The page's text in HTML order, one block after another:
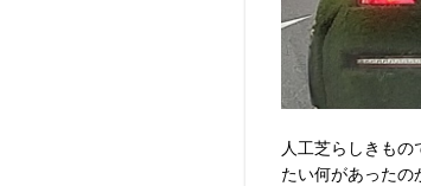
人工芝らしきも
たい何があったの